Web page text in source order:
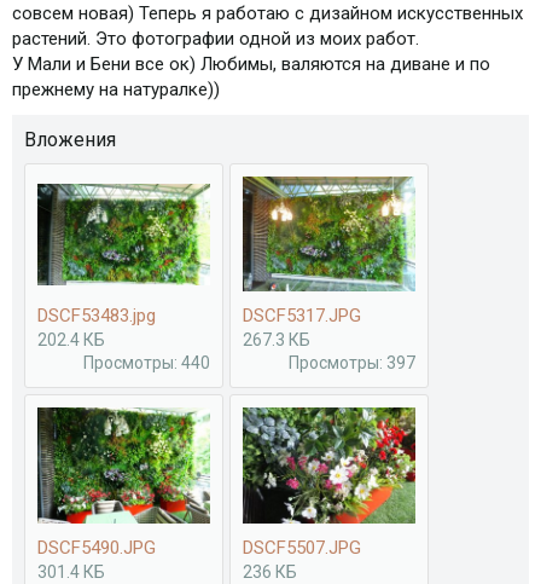
совсем новая) Теперь я работаю с дизайном искусственных
растений. Это фотографии одной из моих работ.
У Мали и Бени все ок) Любимы, валяются на диване и по
прежнему на натуралке))
Вложения
DSCF53483.jpg
202.4 КБ
Просмотры: 440
DSCF5317.JPG
267.3 КБ
Просмотры: 397
DSCF5490.JPG
301.4 КБ
DSCF5507.JPG
236 КБ